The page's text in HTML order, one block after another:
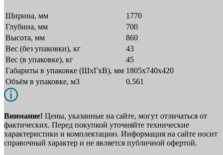
Ширина, мм
1770
Глубина, мм
700
Высота, мм
860
Вес (без упаковки), кг
43
Вес (в упаковке), кг
45
Габариты в упаковке (ШxГxВ), мм 1805х740х420
Объём в упаковке, м3
0.561
Внимание! Цены, указанные на сайте, могут отличаться от
фактических. Перед покупкой уточняйте технические
характеристики и комплектацию. Информация на сайте носит
справочный характер и не является публичной офертой.